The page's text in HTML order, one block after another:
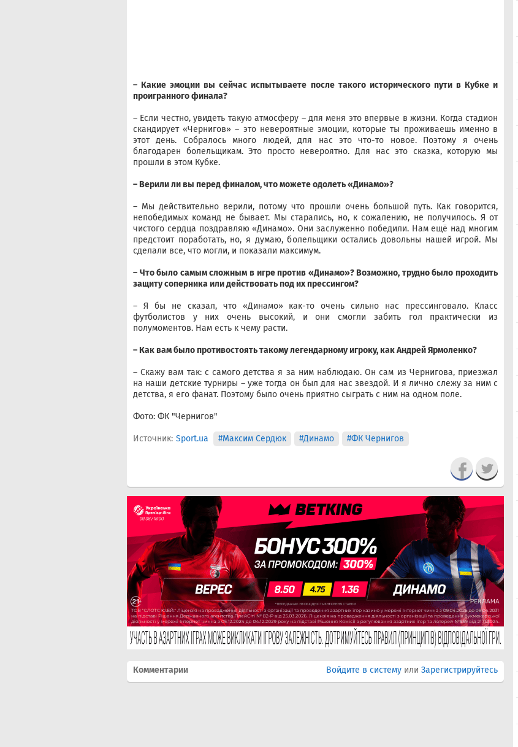
– Какие эмоции вы сейчас испытываете после такого исторического пути в Кубке и
проигранного финала?
– Если честно, увидеть такую атмосферу – для меня это впервые в жизни. Когда стадион
скандирует «Чернигов» – это невероятные эмоции, которые ты проживаешь именно в
этот день. Собралось много людей, для нас это что-то новое. Поэтому я очень
благодарен болельщикам. Это просто невероятно. Для нас это сказка, которую мы
прошли в этом Кубке.
– Верили ли вы перед финалом, что можете одолеть «Динамо»?
– Мы действительно верили, потому что прошли очень большой путь. Как говорится,
непобедимых команд не бывает. Мы старались, но, к сожалению, не получилось. Я от
чистого сердца поздравляю «Динамо». Они заслуженно победили. Нам ещё над многим
предстоит поработать, но, я думаю, болельщики остались довольны нашей игрой. Мы
сделали все, что могли, и показали максимум.
– Что было самым сложным в игре против «Динамо»? Возможно, трудно было проходить
защиту соперника или действовать под их прессингом?
– Я бы не сказал, что «Динамо» как-то очень сильно нас прессинговало. Класс
футболистов у них очень высокий, и они смогли забить гол практически из
полумоментов. Нам есть к чему расти.
– Как вам было противостоять такому легендарному игроку, как Андрей Ярмоленко?
– Скажу вам так: с самого детства я за ним наблюдаю. Он сам из Чернигова, приезжал
на наши детские турниры – уже тогда он был для нас звездой. И я лично слежу за ним с
детства, я его фанат. Поэтому было очень приятно сыграть с ним на одном поле.
Фото: ФК "Чернигов"
Источник: Sport.ua #Максим Сердюк #Динамо #ФК Чернигов
Комментарии Войдите в систему или Зарегистрируйтесь